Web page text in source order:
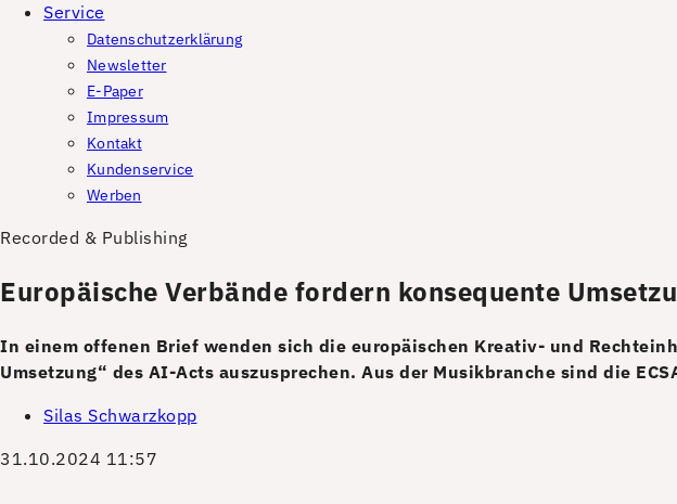
Service
Datenschutzerklärung
Newsletter
E-Paper
Impressum
Kontakt
Kundenservice
Werben
Recorded & Publishing
Europäische Verbände fordern konsequente
In einem offenen Brief wenden sich die europäischen Kreativ- und
Umsetzung“ des AI-Acts auszusprechen. Aus der Musikbranche sind die
Silas Schwarzkopp
31.10.2024 11:57